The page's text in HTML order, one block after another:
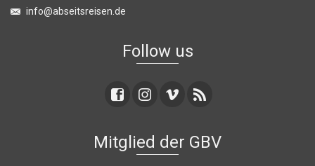
info@abseitsreisen.de
Follow us
Mitglied der GBV